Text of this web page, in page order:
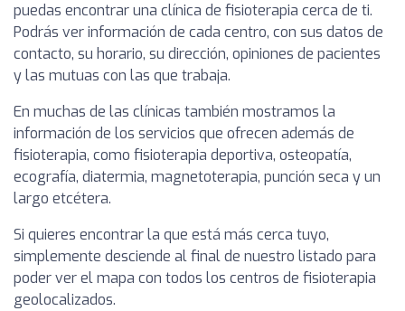
puedas encontrar una clínica de fisioterapia cerca de ti.
Podrás ver información de cada centro, con sus datos de
contacto, su horario, su dirección, opiniones de pacientes
y las mutuas con las que trabaja.
En muchas de las clínicas también mostramos la
información de los servicios que ofrecen además de
fisioterapia, como fisioterapia deportiva, osteopatía,
ecografía, diatermia, magnetoterapia, punción seca y un
largo etcétera.
Si quieres encontrar la que está más cerca tuyo,
simplemente desciende al final de nuestro listado para
poder ver el mapa con todos los centros de fisioterapia
geolocalizados.